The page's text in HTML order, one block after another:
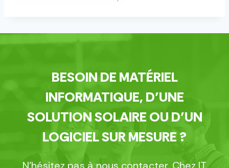
BESOIN DE MATÉRIEL
INFORMATIQUE, D’UNE
SOLUTION SOLAIRE OU D’UN
LOGICIEL SUR MESURE ?